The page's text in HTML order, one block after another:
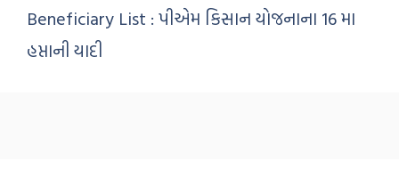
Beneficiary List : પીએમ કિસાન યોજનાના 16 મા
હપ્તાની યાદી